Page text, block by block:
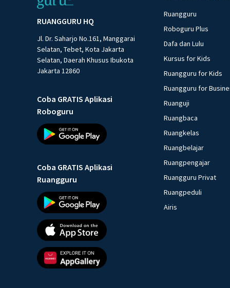
RUANGGURU HQ
Jl. Dr. Saharjo No.161, Manggarai
Selatan, Tebet, Kota Jakarta
Selatan, Daerah Khusus Ibukota
Jakarta 12860
Coba GRATIS Aplikasi
Roboguru
Coba GRATIS Aplikasi
Ruangguru
Ruangguru
Roboguru Plus
Dafa dan Lulu
Kursus for Kids
Ruangguru for Kids
Ruangguru for
Ruanguji
Ruangbaca
Ruangkelas
Ruangbelajar
Ruangpengajar
Ruangguru Privat
Ruangpeduli
Airis